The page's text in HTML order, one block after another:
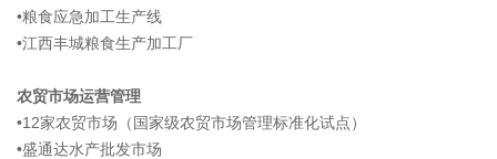
•粮食应急加工生产线
•江西丰城粮食生产加工厂
农贸市场运营管理
•12家农贸市场（国家级农贸市场管理标准化试点）
•盛通达水产批发市场